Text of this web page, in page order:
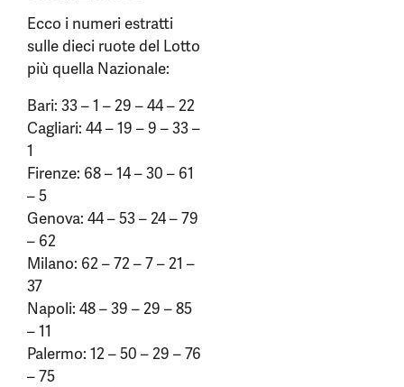
Ecco i numeri estratti
sulle dieci ruote del Lotto
più quella Nazionale:
Bari: 33 – 1 – 29 – 44 – 22
Cagliari: 44 – 19 – 9 – 33 –
1
Firenze: 68 – 14 – 30 – 61
– 5
Genova: 44 – 53 – 24 – 79
– 62
Milano: 62 – 72 – 7 – 21 –
37
Napoli: 48 – 39 – 29 – 85
– 11
Palermo: 12 – 50 – 29 – 76
– 75